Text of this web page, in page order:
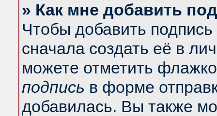
» Как мне добавить
Чтобы добавить
сначала создать её в
можете отметить
подпись в форме
добавилась. Вы также